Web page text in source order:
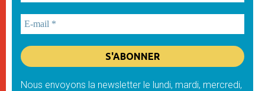
Nous envoyons la newsletter le lundi, mardi, mercredi,